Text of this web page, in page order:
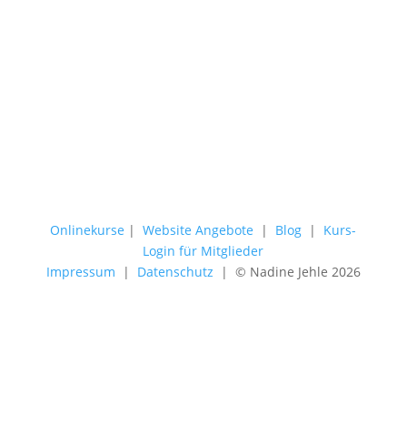
Onlinekurse |Website Angebote | Blog | Kurs-
Login für Mitglieder
Impressum | Datenschutz | © Nadine Jehle 2026